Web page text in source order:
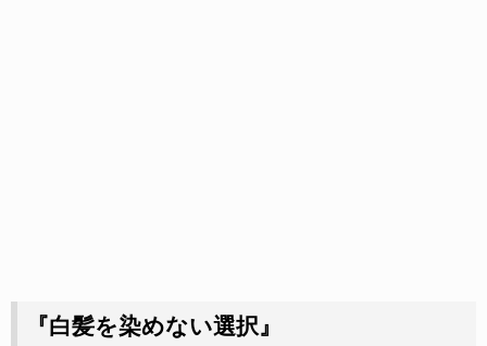
『白髪を染めない選択』